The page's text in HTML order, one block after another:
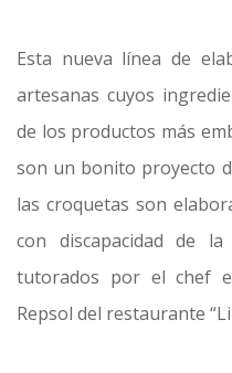
Esta nueva línea de
artesanas cuyos
de los productos más
son un bonito proyecto
las croquetas son
con discapacidad de la
tutorados por el chef
Repsol del restaurante